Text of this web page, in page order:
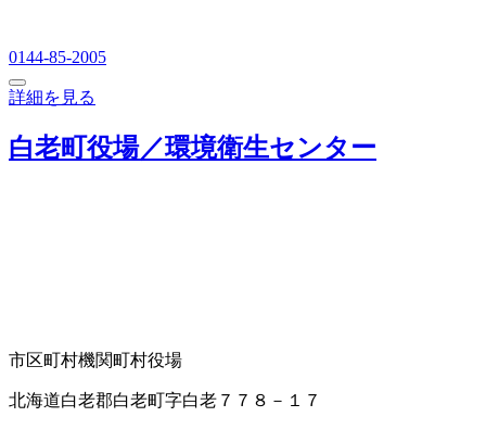
0144-85-2005
詳細を見る
白老町役場／環境衛生センター
市区町村機関町村役場
北海道白老郡白老町字白老７７８－１７